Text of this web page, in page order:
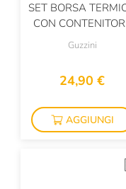
SET BORSA
CON
SALVAFRESCHEZZA
Guzzini
24,90 €
AGGIUNGI